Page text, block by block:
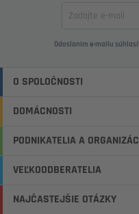
Odoslaním e-mailu
O SPOLOČNOSTI
DOMÁCNOSTI
PODNIKATELIA A
VEĽKOODBERATELIA
NAJČASTEJŠIE OTÁZKY